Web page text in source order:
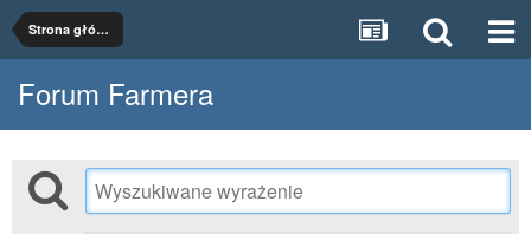
Strona główna
Forum Farmera